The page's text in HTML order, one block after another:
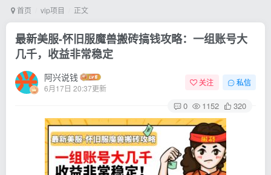
首页 vip项目 正文
最新美服-怀旧服魔兽搬砖搞钱攻略：一组账号大
几千，收益非常稳定
阿兴说钱
6月17日 20:37更新
关注 私信
0 1152 320